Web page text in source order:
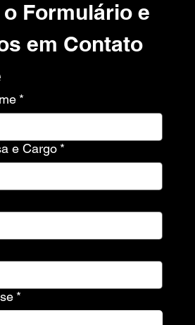
Formulário e
em Contato
*
e Cargo *
*